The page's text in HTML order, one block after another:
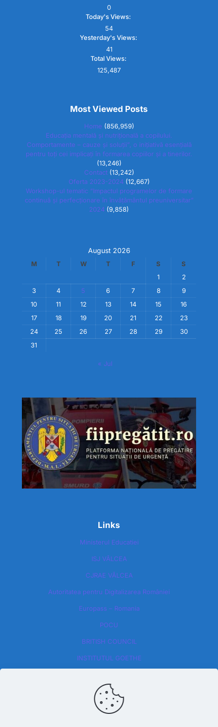
0
Today's Views:
54
Yesterday's Views:
41
Total Views:
125,487
Most Viewed Posts
Home (856,959)
Educația mentală și nutrițională a copilului.
Comportamente – cauze și soluții”, o inițiativă esențială
pentru toți cei implicați în formarea copiilor și a tinerilor.
(13,246)
Contact (13,242)
Oferta 2023-2024 (12,667)
Workshop-ul tematic “Impactul programelor de formare
continuă și perfecționare în învățământul preuniversitar”
2024 (9,858)
August 2026
M T W T F S
S
1
2
3
4 5 6 7 8
9
10
11 12 13 14 15
16
17
18 19 20 21 22
23
24
25 26 27 28 29
30
31
« Jul
Links
Ministerul Educatiei
ISJ VÂLCEA
CJRAE VÂLCEA
Autoritatea pentru Digitalizarea României​
Europass – Romania
POCU
BRITISH COUNCIL
INSTITUTUL GOETHE